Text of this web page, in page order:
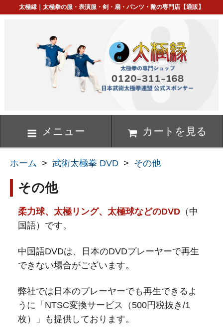
太極縁｜太極拳の服・表演服・剣・扇・パンツ・靴の専門店【通販】
メニュー カートを見る
ホーム > 武術太極拳 DVD > その他
その他
柔力球、太極リング、太極球などのDVD （中
国語）です。
中国語DVDは、日本のDVDプレーヤーで再生
できない場合がございます。
弊社では日本のプレーヤーでも再生できるよ
うに「NTSC変換サービス（500円税抜き/1
枚）」も提供しております。